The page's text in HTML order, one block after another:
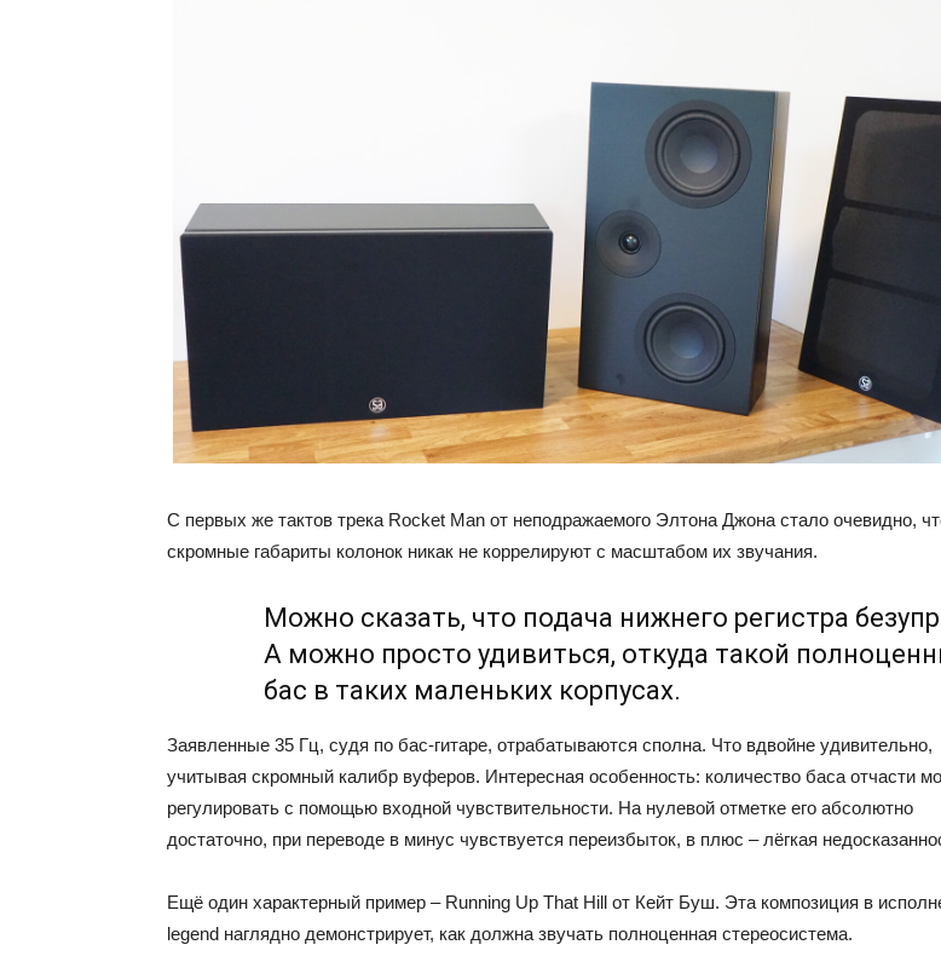
С первых же тактов трека Rocket Man от неподражаемого Элтона Джона стало очевидно,
скромные габариты колонок никак не коррелируют с масштабом их звучания.
Можно сказать, что подача нижнего регистра
А можно просто удивиться, откуда такой
бас в таких маленьких корпусах.
Заявленные 35 Гц, судя по бас-гитаре, отрабатываются сполна. Что вдвойне удивительно,
учитывая скромный калибр вуферов. Интересная особенность: количество баса отчасти
регулировать с помощью входной чувствительности. На нулевой отметке его абсолютно
достаточно, при переводе в минус чувствуется переизбыток, в плюс – лёгкая
Ещё один характерный пример – Running Up That Hill от Кейт Буш. Эта композиция в
legend наглядно демонстрирует, как должна звучать полноценная стереосистема.